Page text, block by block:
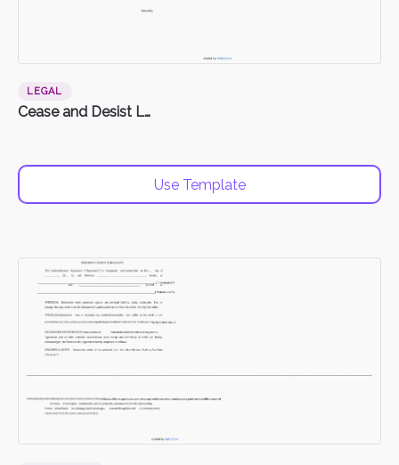
LEGAL
Cease and Desist Letter
Use Template